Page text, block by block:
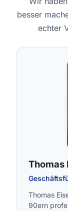
besser
echter
Thomas
Thomas
90ern